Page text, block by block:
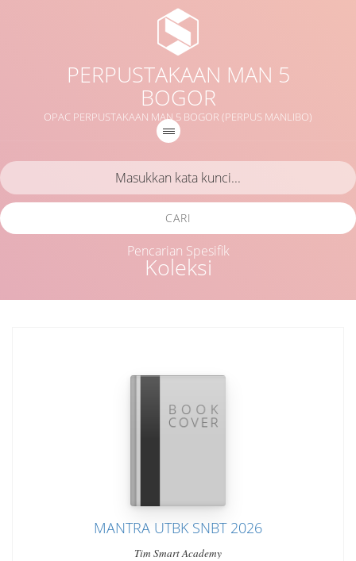
PERPUSTAKAAN MAN 5
BOGOR
OPAC PERPUSTAKAAN MAN 5 BOGOR (PERPUS MANLIBO)
Koleksi
CARI
Pencarian Spesifik
MANTRA UTBK SNBT 2026
Tim Smart Academy